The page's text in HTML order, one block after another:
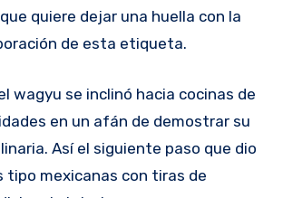
quiere dejar una huella con la
de esta etiqueta.
wagyu se inclinó hacia cocinas de
en un afán de demostrar su
Así el siguiente paso que dio
tipo mexicanas con tiras de